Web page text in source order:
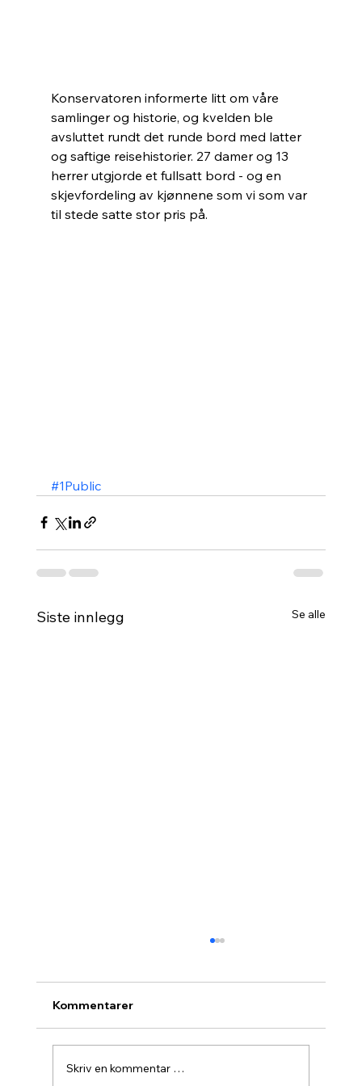
Konservatoren informerte litt om våre
samlinger og historie, og kvelden ble
avsluttet rundt det runde bord med latter
og saftige reisehistorier. 27 damer og 13
herrer utgjorde et fullsatt bord - og en
skjevfordeling av kjønnene som vi som var
til stede satte stor pris på.
#1Public
Siste innlegg Se alle
Agurknytt fra Pau og Oslo
Kommentarer
Skriv en kommentar …